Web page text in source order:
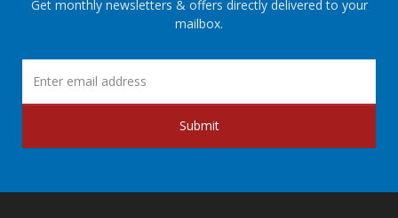
Get monthly newsletters & offers directly delivered to your
mailbox.
Submit